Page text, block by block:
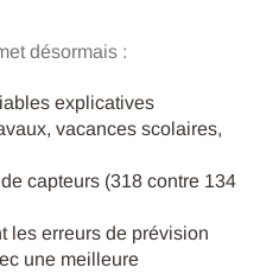
désormais :
explicatives
vacances scolaires,
capteurs (318 contre 134
les erreurs de prévision
une meilleure